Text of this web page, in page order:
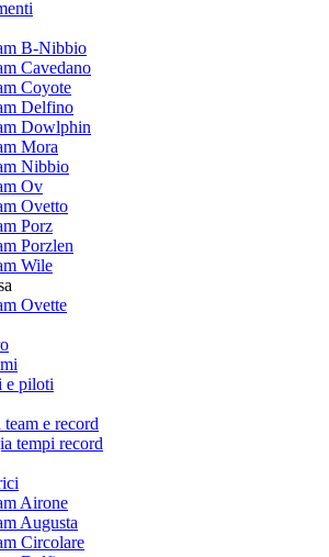
B-Nibbio
Cavedano
Coyote
Delfino
Dowlphin
Mora
Nibbio
Ov
Ovetto
Porz
Porzlen
Wile
Ovette
e piloti
e record
tempi record
Airone
Augusta
Circolare